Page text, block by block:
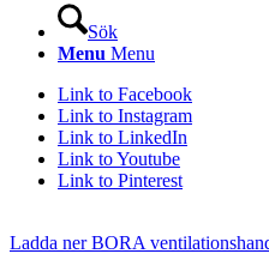
Sök
Menu Menu
Link to Facebook
Link to Instagram
Link to LinkedIn
Link to Youtube
Link to Pinterest
Ladda ner BORA